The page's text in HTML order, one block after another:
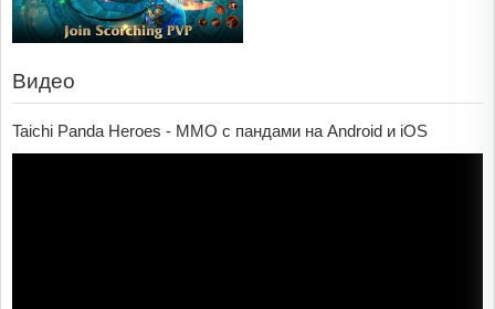
Видео
Taichi Panda Heroes - MMO с пандами на Android и iOS